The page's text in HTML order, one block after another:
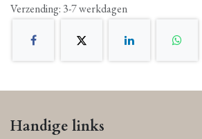
Verzending: 3-7 werkdagen
Handige links